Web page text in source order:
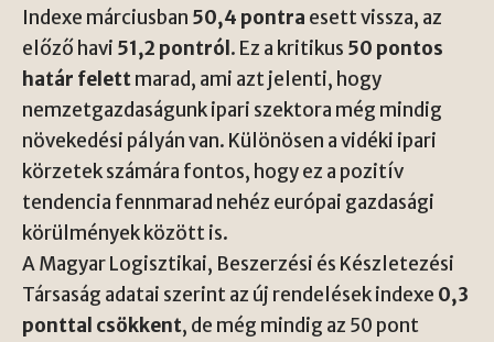
Indexe márciusban 50,4 pontra esett vissza, az
előző havi 51,2 pontról. Ez a kritikus 50 pontos
határ felettmarad, ami azt jelenti, hogy
nemzetgazdaságunk ipari szektora még mindig
növekedési pályán van. Különösen a vidéki ipari
körzetek számára fontos, hogy ez a pozitív
tendencia fennmarad nehéz európai gazdasági
körülmények között is.
A Magyar Logisztikai, Beszerzési és Készletezési
Társaság adatai szerint az új rendelések indexe 0,3
ponttal csökkent, de még mindig az 50 pont